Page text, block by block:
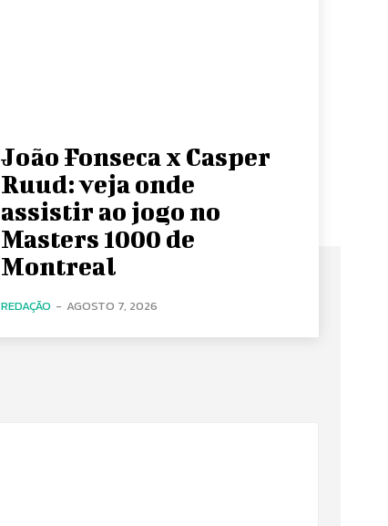
João Fonseca x Casper
Ruud: veja onde
assistir ao jogo no
Masters 1000 de
Montreal
REDAÇÃO - AGOSTO 7, 2026